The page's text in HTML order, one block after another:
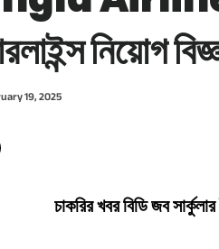
নিয়োগ
19, 2025
চাকরির খবর বিডি জব